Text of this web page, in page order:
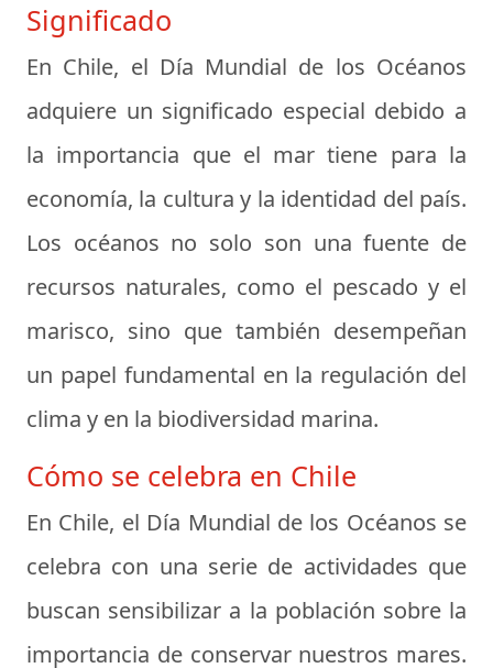
Significado
En Chile, el Día Mundial de los Océanos
adquiere un significado especial debido a
la importancia que el mar tiene para la
economía, la cultura y la identidad del país.
Los océanos no solo son una fuente de
recursos naturales, como el pescado y el
marisco, sino que también desempeñan
un papel fundamental en la regulación del
clima y en la biodiversidad marina.
Cómo se celebra en Chile
En Chile, el Día Mundial de los Océanos se
celebra con una serie de actividades que
buscan sensibilizar a la población sobre la
importancia de conservar nuestros mares.